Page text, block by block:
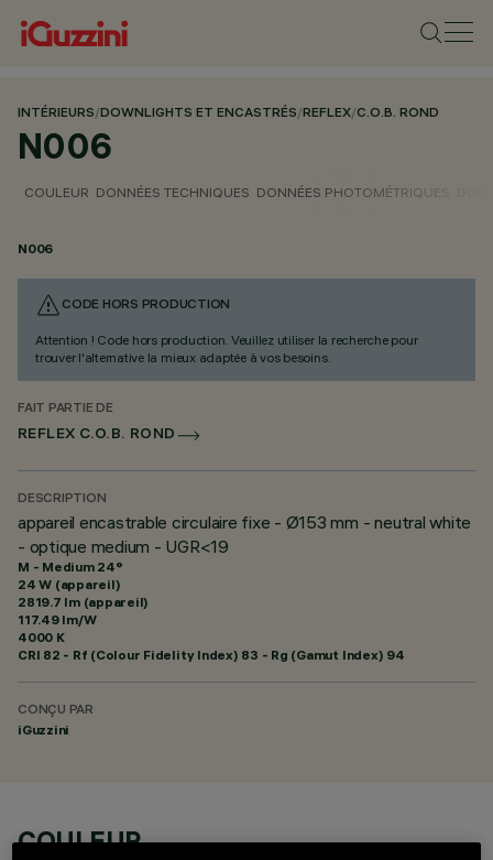
INTÉRIEURS/DOWNLIGHTS ET ENCASTRÉS/REFLEX/C.O.B. ROND
N006
COULEUR DONNÉES TECHNIQUES DONNÉES PHOTOMÉTRIQUES
N006
CODE HORS PRODUCTION
Attention ! Code hors production. Veuillez utiliser la recherche pour
trouver l'alternative la mieux adaptée à vos besoins.
FAIT PARTIE DE
REFLEX C.O.B. ROND
DESCRIPTION
appareil encastrable circulaire fixe - Ø153 mm - neutral white
- optique medium - UGR<19
M - Medium 24°
24 W (appareil)
2819.7 lm (appareil)
117.49 lm/W
4000 K
CRI 82 - Rf (Colour Fidelity Index) 83 - Rg (Gamut Index) 94
CONÇU PAR
iGuzzini
COULEUR